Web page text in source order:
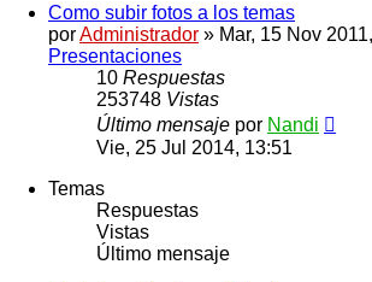
Como subir fotos a los temas
porAdministrador » Mar, 15 Nov
Presentaciones
10 Respuestas
253748 Vistas
Último mensaje por Nandi
Vie, 25 Jul 2014, 13:51
Temas
Respuestas
Vistas
Último mensaje